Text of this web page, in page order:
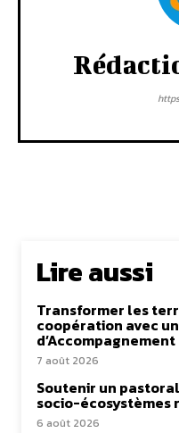
Lire aussi
Transformer les
coopération avec
7 août 2026
Soutenir un
socio-écosystèmes
6 août 2026